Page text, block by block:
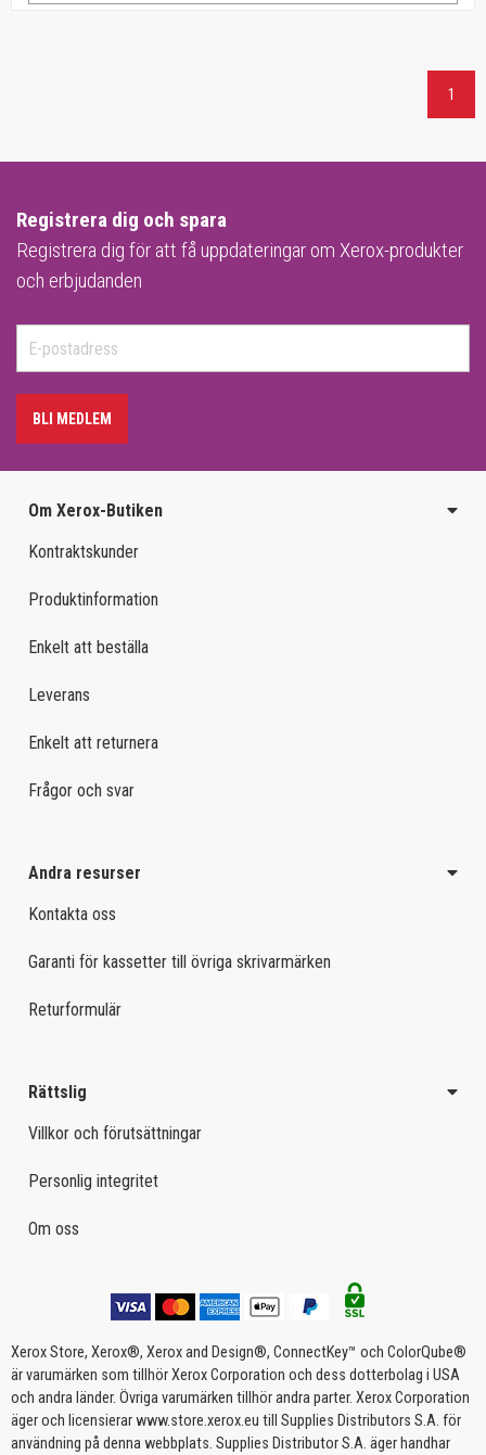
1
Registrera dig och spara
Registrera dig för att få uppdateringar om Xerox-produkter
och erbjudanden
BLI MEDLEM
Om Xerox-Butiken
Kontraktskunder
Produktinformation
Enkelt att beställa
Leverans
Enkelt att returnera
Frågor och svar
Andra resurser
Kontakta oss
Garanti för kassetter till övriga skrivarmärken
Returformulär
Rättslig
Villkor och förutsättningar
Personlig integritet
Om oss
Xerox Store, Xerox®, Xerox and Design®, ConnectKey™ och ColorQube®
är varumärken som tillhör Xerox Corporation och dess dotterbolag i USA
och andra länder. Övriga varumärken tillhör andra parter. Xerox Corporation
äger och licensierar www.store.xerox.eu till Supplies Distributors S.A. för
användning på denna webbplats. Supplies Distributor S.A. äger handhar